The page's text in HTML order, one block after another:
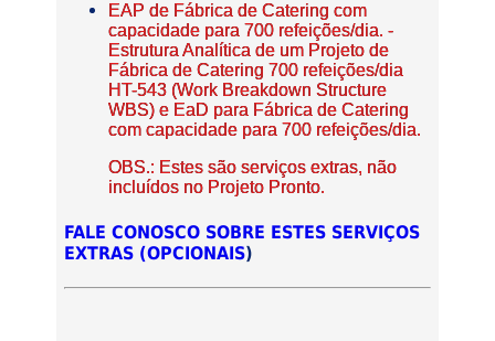
EAP de Fábrica de Catering com
capacidade para 700 refeições/dia. -
Estrutura Analítica de um Projeto de
Fábrica de Catering 700 refeições/dia
HT-543 (Work Breakdown Structure
WBS) e EaD para Fábrica de Catering
com capacidade para 700 refeições/dia.
OBS.: Estes são serviços extras, não
incluídos no Projeto Pronto.
FALE CONOSCO SOBRE ESTES SERVIÇOS
EXTRAS (OPCIONAIS)